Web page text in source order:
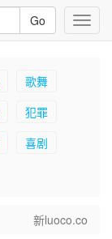
Go
歌舞
犯罪
喜剧
新luoco.co